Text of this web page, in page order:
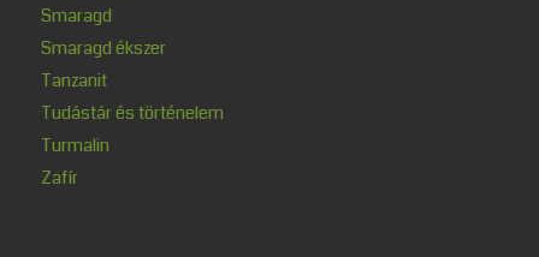
Smaragd
Smaragd ékszer
Tanzanit
Tudástár és történelem
Turmalin
Zafír